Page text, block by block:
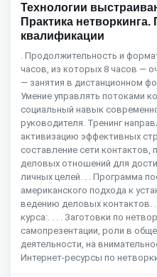
Технологии
Практика
квалификации
. Продолжительность и
часов, из которых 8 часов —
— занятия в дистанционном
Умение управлять потоками
социальный навык
руководителя. Тренинг
активизацию эффективных
составление сети контактов,
деловых отношений для
личных целей. . . Программа
американского подхода к
ведению деловых контактов.
курса:. . . . Заготовки по
самопрезентации, роли в
деятельности, на
Интернет-ресурсы по